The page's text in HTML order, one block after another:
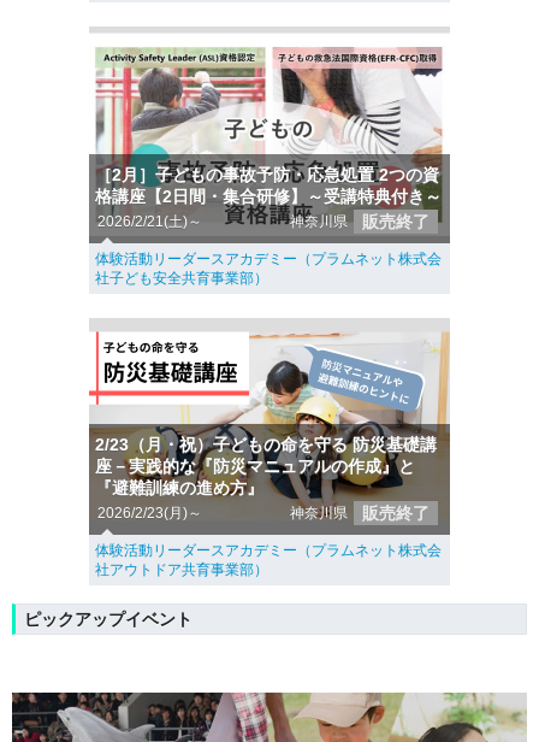
［2月］子どもの事故予防・応急処置 2つの資
格講座【2日間・集合研修】～受講特典付き～
2026/2/21(土)～ 神奈川県 販売終了
体験活動リーダースアカデミー（プラムネット株式会
社子ども安全共育事業部）
2/23（月・祝）子どもの命を守る 防災基礎講
座－実践的な『防災マニュアルの作成』と
『避難訓練の進め方』
2026/2/23(月)～ 神奈川県 販売終了
体験活動リーダースアカデミー（プラムネット株式会
社アウトドア共育事業部）
ピックアップイベント